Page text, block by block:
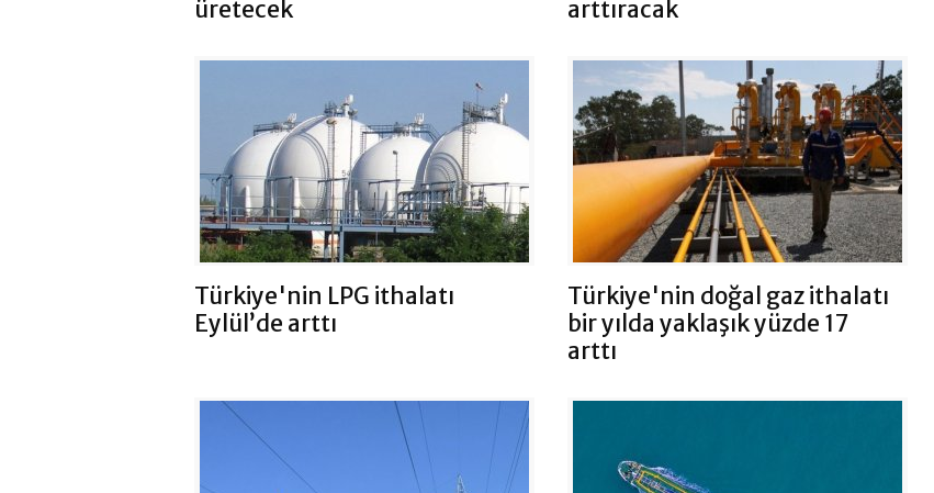
üretecek
arttıracak
Türkiye'nin LPG ithalatı
Eylül’de arttı
Türkiye'nin doğal gaz ithalatı
bir yılda yaklaşık yüzde 17
arttı